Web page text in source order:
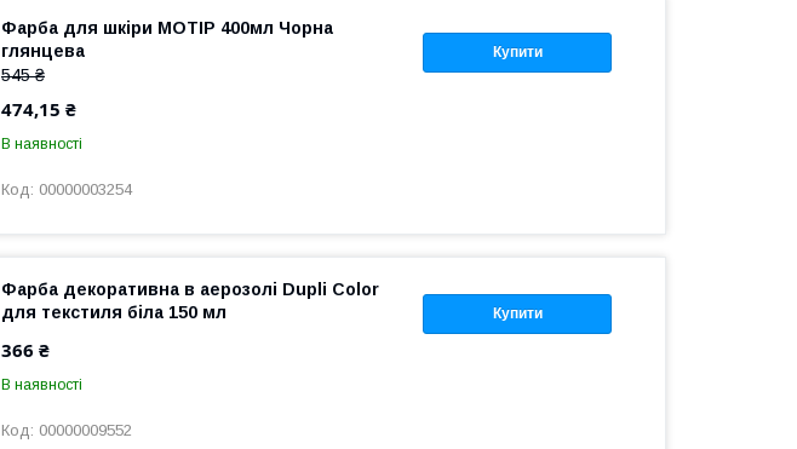
Купити
Фарба для шкіри MOTIP 400мл Чорна
глянцева
545 ₴
474,15 ₴
В наявності
00000003254
Купити
Фарба декоративна в аерозолі Dupli Color
для текстиля біла 150 мл
366 ₴
В наявності
00000009552